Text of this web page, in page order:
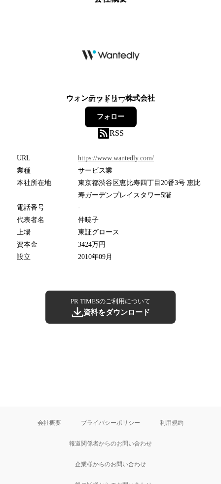
ウォンテッドリー株式会社
81フォロワー
フォロー
RSS
URL
https://www.wantedly.com/
業種
サービス業
本社所在地
東京都渋谷区恵比寿四丁目20番3号 恵比
寿ガーデンプレイスタワー5階
電話番号
-
代表者名
仲暁子
上場
東証グロース
資本金
3424万円
設立
2010年09月
PR TIMESのご利用について
資料をダウンロード
会社概要 プライバシーポリシー 利用規約
報道関係者からのお問い合わせ
企業様からのお問い合わせ